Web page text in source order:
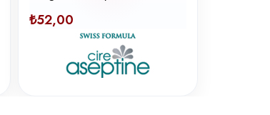
₺52,00